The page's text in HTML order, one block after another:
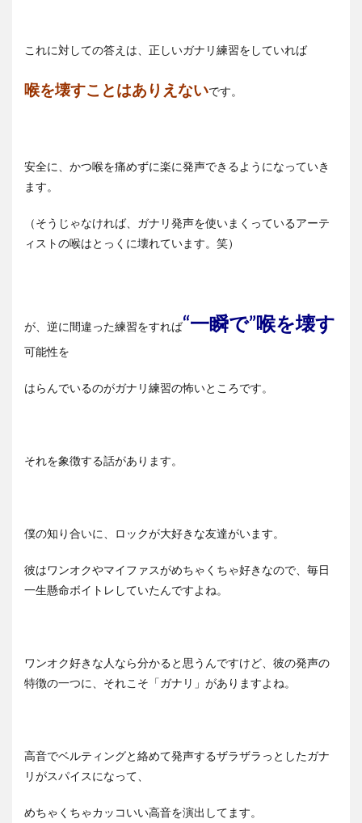
これに対しての答えは、正しいガナリ練習をしていれば
喉を壊すことはありえないです。
安全に、かつ喉を痛めずに楽に発声できるようになっていき
ます。
（そうじゃなければ、ガナリ発声を使いまくっているアーテ
ィストの喉はとっくに壊れています。笑）
が、逆に間違った練習をすれば“一瞬で”喉を壊す
可能性を
はらんでいるのがガナリ練習の怖いところです。
それを象徴する話があります。
僕の知り合いに、ロックが大好きな友達がいます。
彼はワンオクやマイファスがめちゃくちゃ好きなので、毎日
一生懸命ボイトレしていたんですよね。
ワンオク好きな人なら分かると思うんですけど、彼の発声の
特徴の一つに、それこそ「ガナリ」がありますよね。
高音でベルティングと絡めて発声するザラザラっとしたガナ
リがスパイスになって、
めちゃくちゃカッコいい高音を演出してます。